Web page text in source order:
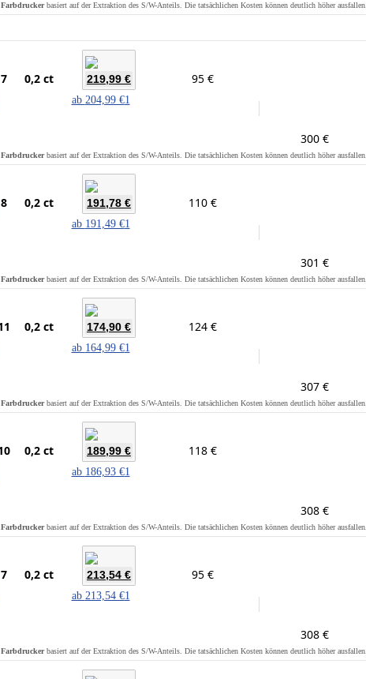
Farbdruckerbasiert auf der Extraktion des S/W-Anteils. Die tatsächlichen Kosten können deutlich höher ausfallen.
7 0,2 ct 219,99 €
ab 204,99 €1
95 €
300 €
Farbdruckerbasiert auf der Extraktion des S/W-Anteils. Die tatsächlichen Kosten können deutlich höher ausfallen.
8 0,2 ct 191,78 €
ab 191,49 €1
110 €
301 €
Farbdruckerbasiert auf der Extraktion des S/W-Anteils. Die tatsächlichen Kosten können deutlich höher ausfallen.
0,2 ct 174,90 €
ab 164,99 €1
124 €
307 €
Farbdruckerbasiert auf der Extraktion des S/W-Anteils. Die tatsächlichen Kosten können deutlich höher ausfallen.
0,2 ct 189,99 €
ab 186,93 €1
118 €
308 €
Farbdruckerbasiert auf der Extraktion des S/W-Anteils. Die tatsächlichen Kosten können deutlich höher ausfallen.
7 0,2 ct 213,54 €
ab 213,54 €1
95 €
308 €
Farbdruckerbasiert auf der Extraktion des S/W-Anteils. Die tatsächlichen Kosten können deutlich höher ausfallen.